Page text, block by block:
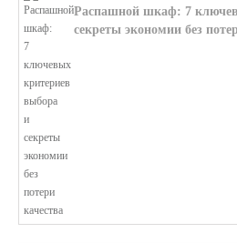
Распашной шкаф: 7
секреты экономии без